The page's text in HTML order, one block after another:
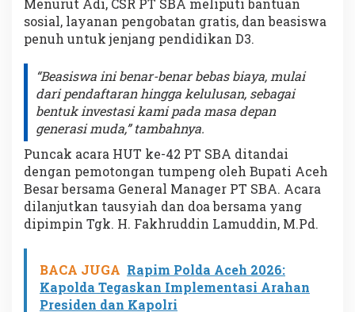
sosial, layanan pengobatan gratis, dan beasiswa
penuh untuk jenjang pendidikan D3.
“Beasiswa ini benar-benar bebas biaya, mulai
dari pendaftaran hingga kelulusan, sebagai
bentuk investasi kami pada masa depan
generasi muda,” tambahnya.
Puncak acara HUT ke-42 PT SBA ditandai
dengan pemotongan tumpeng oleh Bupati Aceh
Besar bersama General Manager PT SBA. Acara
dilanjutkan tausyiah dan doa bersama yang
dipimpin Tgk. H. Fakhruddin Lamuddin, M.Pd.
BACA JUGA Rapim Polda Aceh 2026:
Kapolda Tegaskan Implementasi Arahan
Presiden dan Kapolri